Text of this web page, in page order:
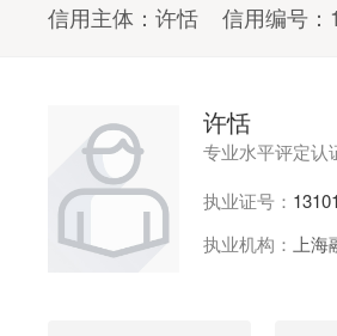
信用主体： 许恬 信用编号：
许恬
专业水平评定认
执业证号：
执业机构： 上